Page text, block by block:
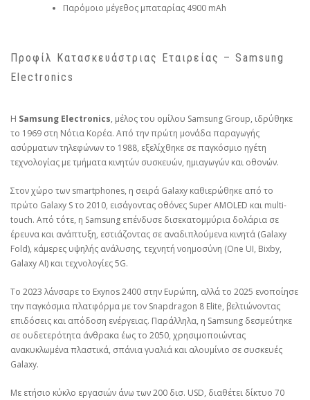
Παρόμοιο μέγεθος μπαταρίας 4900 mAh
Προφίλ Κατασκευάστριας Εταιρείας – Samsung
Electronics
Η Samsung Electronics, μέλος του ομίλου Samsung Group, ιδρύθηκε
το 1969 στη Νότια Κορέα. Από την πρώτη μονάδα παραγωγής
ασύρματων τηλεφώνων το 1988, εξελίχθηκε σε παγκόσμιο ηγέτη
τεχνολογίας με τμήματα κινητών συσκευών, ημιαγωγών και οθονών.
Στον χώρο των smartphones, η σειρά Galaxy καθιερώθηκε από το
πρώτο Galaxy S το 2010, εισάγοντας οθόνες Super AMOLED και multi-
touch. Από τότε, η Samsung επένδυσε δισεκατομμύρια δολάρια σε
έρευνα και ανάπτυξη, εστιάζοντας σε αναδιπλούμενα κινητά (Galaxy
Fold), κάμερες υψηλής ανάλυσης, τεχνητή νοημοσύνη (One UI, Bixby,
Galaxy AI) και τεχνολογίες 5G.
Το 2023 λάνσαρε το Exynos 2400 στην Ευρώπη, αλλά το 2025 ενοποίησε
την παγκόσμια πλατφόρμα με τον Snapdragon 8 Elite, βελτιώνοντας
επιδόσεις και απόδοση ενέργειας. Παράλληλα, η Samsung δεσμεύτηκε
σε ουδετερότητα άνθρακα έως το 2050, χρησιμοποιώντας
ανακυκλωμένα πλαστικά, σπάνια γυαλιά και αλουμίνιο σε συσκευές
Galaxy.
Με ετήσιο κύκλο εργασιών άνω των 200 δισ. USD, διαθέτει δίκτυο 70